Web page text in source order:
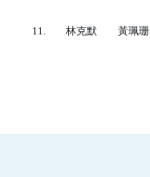
11. 林克默 黃珮珊